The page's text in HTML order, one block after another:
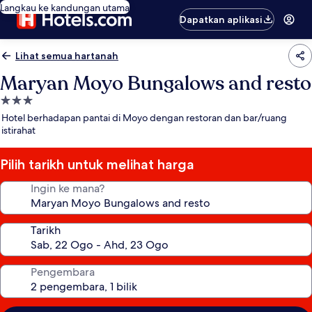
Langkau ke kandungan utama
Dapatkan aplikasi
Lihat semua hartanah
Maryan Moyo Bungalows and resto
Hartanah
3.0
bintang
Hotel berhadapan pantai di Moyo dengan restoran dan bar/ruang
istirahat
Pilih tarikh untuk melihat harga
Ingin ke mana?
Tarikh
Pengembara